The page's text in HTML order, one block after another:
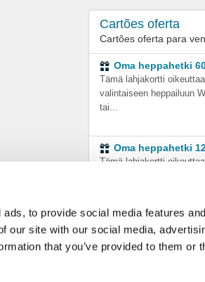
to provide social media features
our site with our social media,
that you’ve provided to them or
Cartões oferta
Cartões oferta para
Oma heppahetki
Tämä lahjakortti
valintaiseen heppailuun
tai...
Oma heppahetki
Tämä lahjakortti
Oma
Oma heppailuhetki